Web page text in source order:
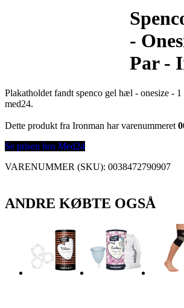
-
Par -
Plakatholdet fandt spenco gel hæl - onesize -
med24.
Dette produkt fra Ironman har varenummeret
Se prisen hos Med24
VARENUMMER (SKU): 0038472790907
ANDRE KØBTE OGSÅ